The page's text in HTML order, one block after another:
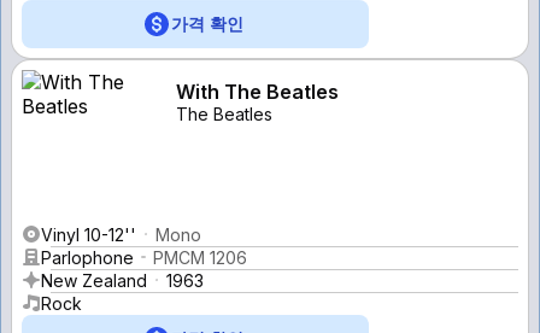
가격 확인
With The Beatles
The Beatles
Vinyl 10-12''
Mono
Parlophone
PMCM 1206
New Zealand
1963
Rock